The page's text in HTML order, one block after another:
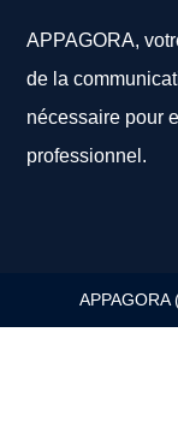
APPAGORA,
de la
nécessaire pour
professionnel.